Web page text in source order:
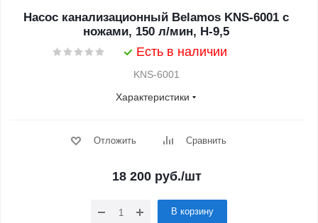
Насос канализационный Belamos KNS-6001 с
ножами, 150 л/мин, Н-9,5
Есть в наличии
KNS-6001
Характеристики
Отложить Сравнить
18 200руб./шт
В корзину